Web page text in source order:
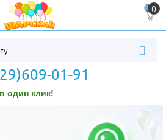
0
01-91
один клик!